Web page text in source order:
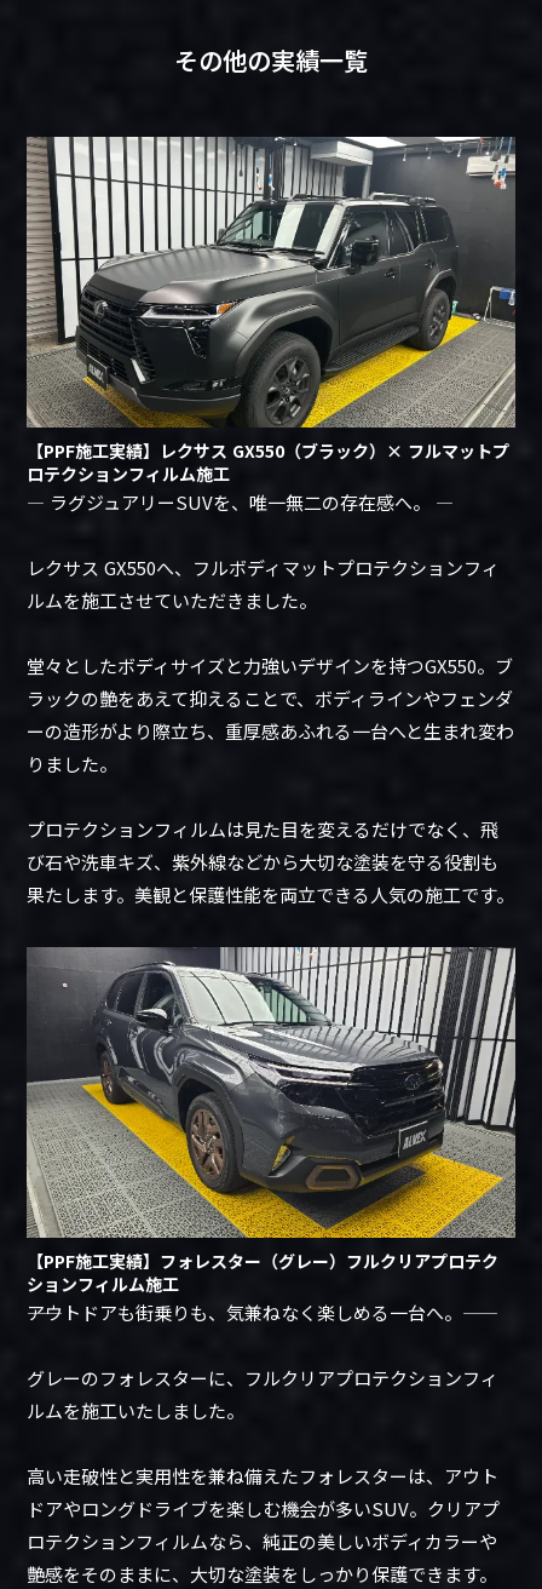
その他の実績一覧
【PPF施工実績】レクサス GX550（ブラック）× フルマットプ
ロテクションフィルム施工
― ラグジュアリーSUVを、唯一無二の存在感へ。 ―
レクサス GX550へ、フルボディマットプロテクションフィ
ルムを施工させていただきました。
堂々としたボディサイズと力強いデザインを持つGX550。ブ
ラックの艶をあえて抑えることで、ボディラインやフェンダ
ーの造形がより際立ち、重厚感あふれる一台へと生まれ変わ
りました。
プロテクションフィルムは見た目を変えるだけでなく、飛
び石や洗車キズ、紫外線などから大切な塗装を守る役割も
果たします。美観と保護性能を両立できる人気の施工です。
【PPF施工実績】フォレスター（グレー）フルクリアプロテク
ションフィルム施工
――アウトドアも街乗りも、気兼ねなく楽しめる一台へ。――
グレーのフォレスターに、フルクリアプロテクションフィ
ルムを施工いたしました。
高い走破性と実用性を兼ね備えたフォレスターは、アウト
ドアやロングドライブを楽しむ機会が多いSUV。クリアプ
ロテクションフィルムなら、純正の美しいボディカラーや
艶感をそのままに、大切な塗装をしっかり保護できます。